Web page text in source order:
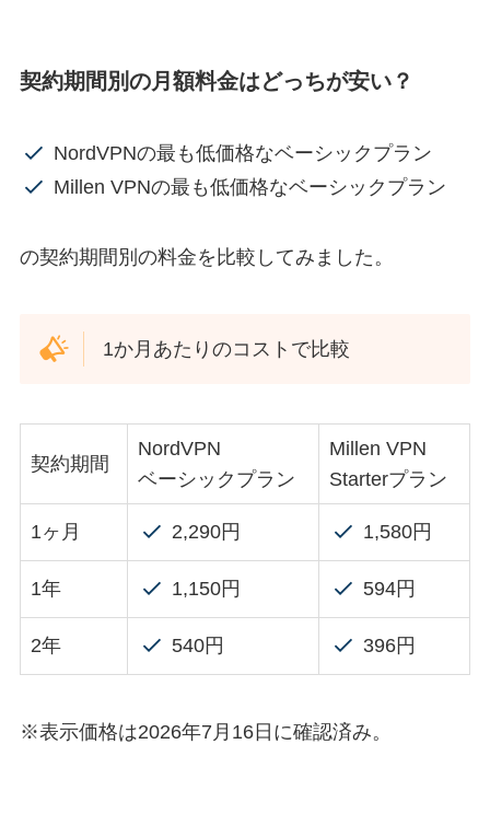
契約期間別の月額料金はどっちが安い？
NordVPNの最も低価格なベーシックプラン
Millen VPNの最も低価格なベーシックプラン
の契約期間別の料金を比較してみました。
1か月あたりのコストで比較
契約期間
NordVPN
ベーシックプラン
Millen VPN
Starterプラン
1ヶ月 2,290円 1,580円
1年 1,150円 594円
2年 540円 396円
※表示価格は2026年7月16日に確認済み。